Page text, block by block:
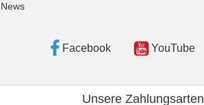
News
Facebook YouTube
Unsere Zahlungsarten